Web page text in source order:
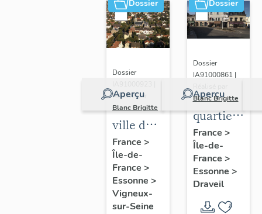
Dossier
Aperçu
Dossier
Réalisé par
Blanc Brigitte
ville de
Vigneux-
sur-
Seine
France >
Île-de-
France >
Essonne >
Vigneux-
sur-Seine
Dossier
Aperçu
Dossier
IA91000861 |
Blanc Brigitte
quartier
du
centre
France >
Île-de-
France >
Essonne >
Draveil